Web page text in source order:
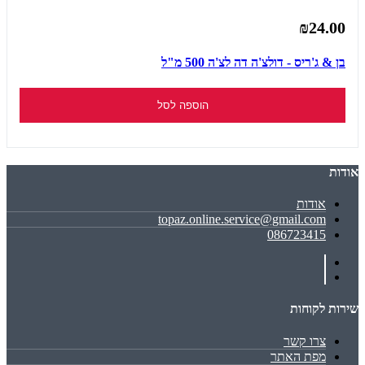
₪24.00
בן & ג'ריס - דולצ'ה דה לצ'ה 500 מ"ל
הוספה לסל
אודות
אודות
topaz.online.service@gmail.com
086723415
שירות לקוחות
צרו קשר
מפת האתר